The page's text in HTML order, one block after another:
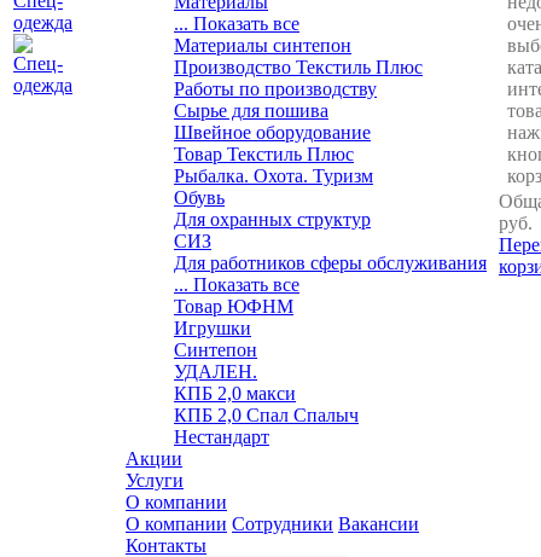
... Показать все
Материалы синтепон
Производство Текстиль Плюс
Работы по производству
Сырье для пошива
Швейное оборудование
Товар Текстиль Плюс
Рыбалка. Охота. Туризм
Обувь
Для охранных структур
СИЗ
Для работников сферы обслуживания
... Показать все
Товар ЮФНМ
Игрушки
Синтепон
УДАЛЕН.
КПБ 2,0 макси
КПБ 2,0 Спал Спалыч
Нестандарт
Акции
Услуги
О компании
О компании Сотрудники Вакансии
Контакты
руб.